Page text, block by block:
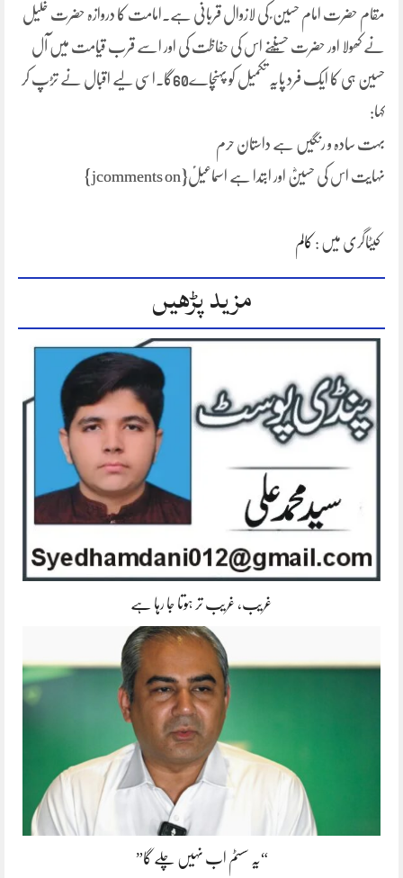
مقام حضرت امام حسین ؑ کی لازوال قربانی ہے۔امامت کا دروازہ حضرت خلیل
نے کھولا اور حضرت حسینؓنے اس کی حفاظت کی اور اسے قرب قیامت میں آل
حسین ہی کا ایک فرد پایہ تکمیل کو پہنچاے60گا۔اسی لیے اقبال نے تڑپ کر
کہا:
بہت سادہ و رنگیں ہے داستان حرم
نہایت اس کی حسینؓ اور ابتدا ہے اسماعیلؑ{jcomments on}
کیٹاگری میں : کالم
مزید پڑھیں
غریب، غریب تر ہوتا جا رہا ہے
“یہ سسٹم اب نہیں چلے گا”